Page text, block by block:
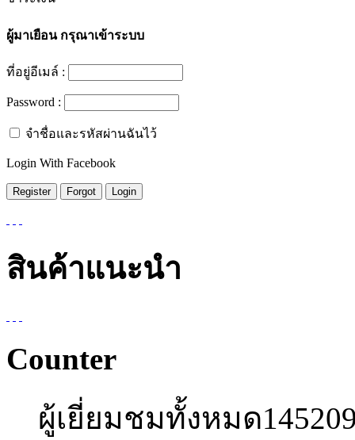
ผู้มาเยือนกรุณาเข้าระบบ
ที่อยู่อีเมล์ :
Password :
จำชื่อและรหัสผ่านฉันไว้
Login With Facebook
สินค้าแนะนำ
Counter
ผู้เยี่ยมชมทั้งหมด